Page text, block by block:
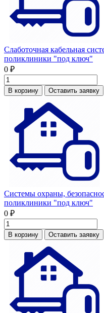
Слаботочная кабельная
поликлиники "под ключ"
0 ₽
В корзину Оставить заявку
Системы охраны,
поликлиники "под ключ"
0 ₽
В корзину Оставить заявку